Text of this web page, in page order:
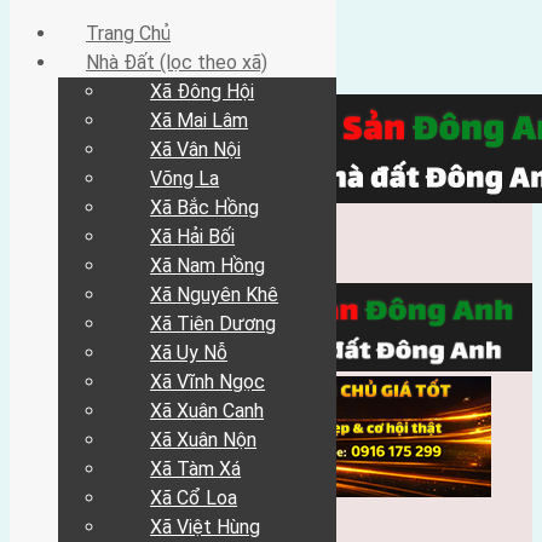
Trang Chủ
Trang Chủ
Nhà Đất (lọc theo xã)
Xã Đông Hội
Xã Mai Lâm
Xã Vân Nội
Võng La
Xã Bắc Hồng
Xã Hải Bối
Xã Nam Hồng
Xã Nguyên Khê
Xã Tiên Dương
Xã Uy Nỗ
Xã Vĩnh Ngọc
Xã Xuân Canh
Xã Xuân Nộn
Xã Tàm Xá
Xã Cổ Loa
Xã Việt Hùng